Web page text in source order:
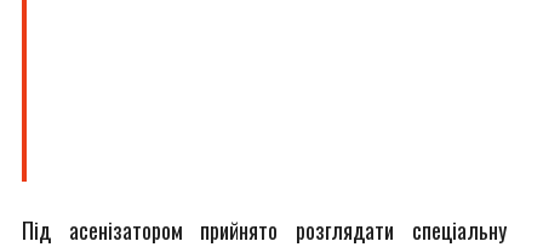
Під асенізатором прийнято розглядати спеціальну